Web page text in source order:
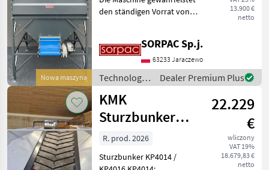
Nowa maszyna
13.900 €
netto
den ständigen Vorrat von
Puffereimer wird über den
Abnahmeband montiert.
Der Auslaufschütter m
SORPAC Sp.j.
63233 Jaraczewo
Technologia
ziemniaczana
/ Sorpac
Dealer Premium Plus
KMK
Sturzbunker
Schüttbunker
22.229
€
wliczony
VAT 19%
18.679,83 €
netto
R. prod. 2026
Sturzbunker KP4014 /